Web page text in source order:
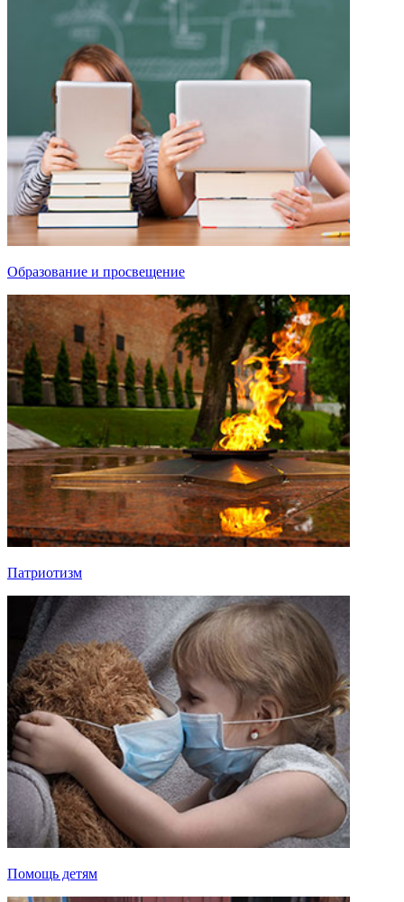
Образование и просвещение
Патриотизм
Помощь детям